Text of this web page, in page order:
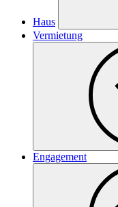
Haus
Vermietung
Engagement